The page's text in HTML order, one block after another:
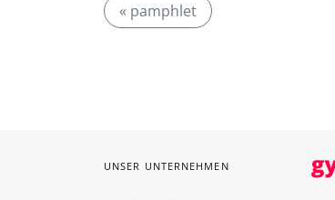
« pamphlet
UNSER UNTERNEHMEN